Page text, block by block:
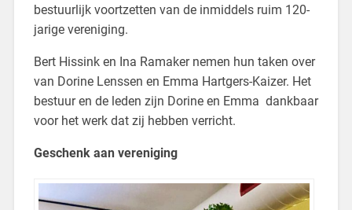
bestuurlijk voortzetten van de inmiddels ruim 120-
jarige vereniging.
Bert Hissink en Ina Ramaker nemen hun taken over
van Dorine Lenssen en Emma Hartgers-Kaizer. Het
bestuur en de leden zijn Dorine en Emma dankbaar
voor het werk dat zij hebben verricht.
Geschenk aan vereniging